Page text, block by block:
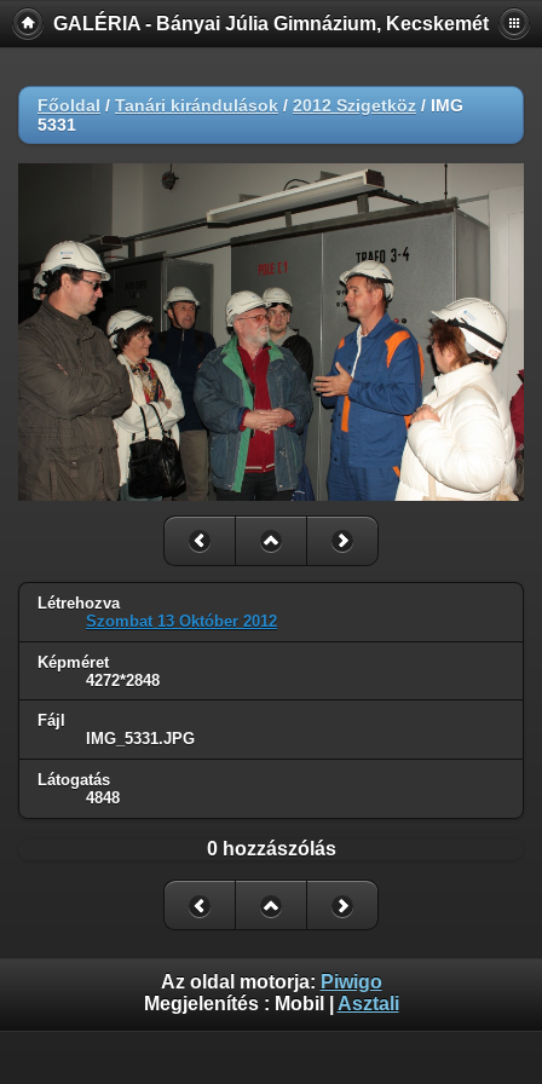
GALÉRIA - Bányai Júlia Gimnázium, Kecskemét
Főoldal / Tanári kirándulások / 2012 Szigetköz / IMG
5331
Létrehozva
Szombat 13 Október 2012
Képméret
4272*2848
Fájl
IMG_5331.JPG
Látogatás
4848
0 hozzászólás
Az oldal motorja: Piwigo
Megjelenítés : Mobil Asztali